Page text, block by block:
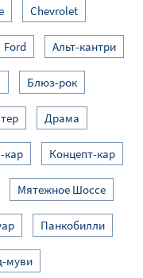
Chevrolet
Ford Альт-кантри
Блюз-рок
Драма
кар Концепт-кар
Мятежное Шоссе
Панкобилли
муви